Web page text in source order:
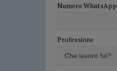
Numero WhatsApp
Professione